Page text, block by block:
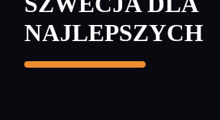
NAJLEPSZYCH